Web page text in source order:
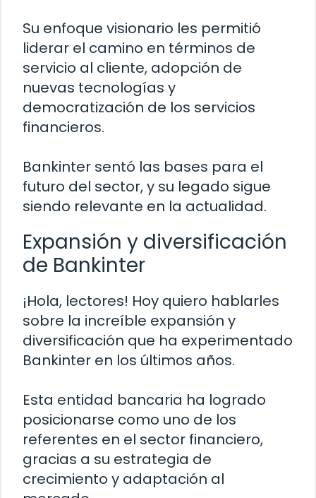
Su enfoque visionario les permitió
liderar el camino en términos de
servicio al cliente, adopción de
nuevas tecnologías y
democratización de los servicios
financieros.
Bankinter sentó las bases para el
futuro del sector, y su legado sigue
siendo relevante en la actualidad.
Expansión y diversificación
de Bankinter
¡Hola, lectores! Hoy quiero hablarles
sobre la increíble expansión y
diversificación que ha experimentado
Bankinter en los últimos años.
Esta entidad bancaria ha logrado
posicionarse como uno de los
referentes en el sector financiero,
gracias a su estrategia de
crecimiento y adaptación al